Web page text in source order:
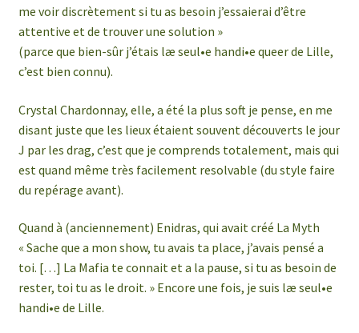
me voir discrètement si tu as besoin j’essaierai d’être
attentive et de trouver une solution »
(parce que bien-sûr j’étais læ seul•e handi•e queer de Lille,
c’est bien connu).
Crystal Chardonnay, elle, a été la plus soft je pense, en me
disant juste que les lieux étaient souvent découverts le jour
J par les drag, c’est que je comprends totalement, mais qui
est quand même très facilement resolvable (du style faire
du repérage avant).
Quand à (anciennement) Enidras, qui avait créé La Myth
« Sache que a mon show, tu avais ta place, j’avais pensé a
toi. […] La Mafia te connait et a la pause, si tu as besoin de
rester, toi tu as le droit. » Encore une fois, je suis læ seul•e
handi•e de Lille.